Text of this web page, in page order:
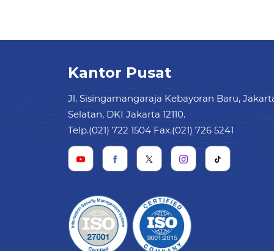
Kantor Pusat
Jl. Sisingamangaraja Kebayoran Baru,
Selatan, DKI Jakarta 12110.
Telp.(021) 722 1504 Fax.(021) 726 5241